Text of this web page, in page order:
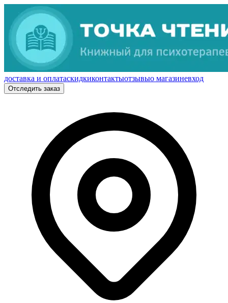
доставка и оплатаскидкиконтактыотзывыо магазиневход
Отследить заказ